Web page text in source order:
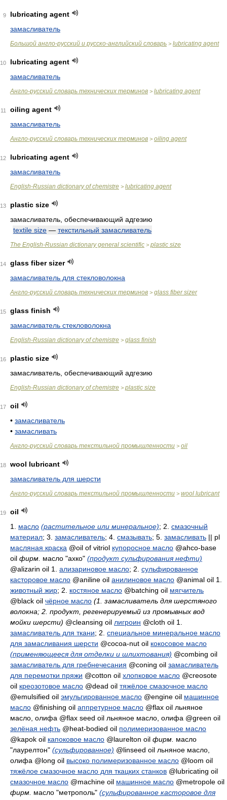
9
lubricating agent
замасливатель
Большой англо-русский и русско-английский словарь > lubricating agent
10
lubricating agent
замасливатель
Англо-русский словарь технических терминов > lubricating agent
11
oiling agent
замасливатель
Англо-русский словарь технических терминов > oiling agent
12
lubricating agent
замасливатель
English-Russian dictionary of chemistre > lubricating agent
13
plastic size
замасливатель, обеспечивающий адгезию
textile size — текстильный замасливатель
The English-Russian dictionary general scientific > plastic size
14
glass fiber sizer
замасливатель для стекловолокна
Англо-русский словарь технических терминов > glass fiber sizer
15
glass finish
замасливатель стекловолокна
English-Russian dictionary of chemistre > glass finish
16
plastic size
замасливатель, обеспечивающий адгезию
English-Russian dictionary of chemistre > plastic size
17
oil
• замасливатель
• замасливать
Англо-русский словарь текстильной промышленности > oil
18
wool lubricant
замасливатель для шерсти
Англо-русский словарь текстильной промышленности > wool lubricant
19
oil
1. масло (растительное или минеральное); 2. смазочный
материал; 3. замасливатель; 4. смазывать; 5. замасливать || pl
масляная краска @oil of vitriol купоросное масло @ahco-base
oil фирм. масло "ахко" (продукт сульфирования нефти)
@alizarin oil 1. ализариновое масло; 2. сульфированное
касторовое масло @aniline oil анилиновое масло @animal oil 1.
животный жир; 2. костяное масло @batching oil мягчитель
@black oil чёрное масло (1. замасливатель для шерстяного
волокна; 2. продукт, регенерируемый из промывных вод
мойки шерсти) @cleansing oil лигроин @cloth oil 1.
замасливатель для ткани; 2. специальное минеральное масло
для замасливания шерсти @cocoa-nut oil кокосовое масло
(применяющееся для отделки и шлихтования) @combing oil
замасливатель для гребнечесания @coning oil замасливатель
для перемотки пряжи @cotton oil хлопковое масло @creosote
oil креозотовое масло @dead oil тяжёлое смазочное масло
@emulsified oil эмульгированное масло @engine oil машинное
масло @finishing oil аппретурное масло @flax oil льняное
масло, олифа @flax seed oil льняное масло, олифа @green oil
зелёная нефть @heat-bodied oil полимеризованное масло
@kapok oil капоковое масло @laurelton oil фирм. масло
"лаурелтон" (сульфированное) @linseed oil льняное масло,
олифа @long oil высоко полимеризованное масло @loom oil
тяжёлое смазочное масло для ткацких станков @lubricating oil
смазочное масло @machine oil машинное масло @metropole oil
фирм. масло "метрополь" (сульфированное касторовое для